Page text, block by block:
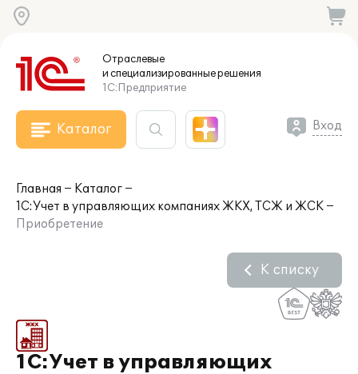
Отраслевые
и специализированныерешения
1С:Предприятие
Каталог Вход
Главная
Каталог
1С:Учет в управляющих компаниях ЖКХ, ТСЖ и ЖСК
Приобретение
1С:Учет в управляющих
К списку